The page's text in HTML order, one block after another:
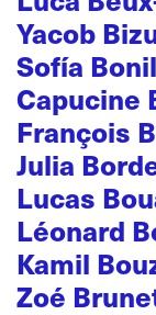
Yacob
Sofía
Capucine
François
Julia
Lucas
Léonard
Kamil
Zoé